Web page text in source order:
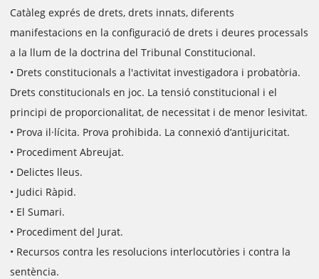
Catàleg exprés de drets, drets innats, diferents
manifestacions en la configuració de drets i deures processals
a la llum de la doctrina del Tribunal Constitucional.
• Drets constitucionals a l'activitat investigadora i probatòria.
Drets constitucionals en joc. La tensió constitucional i el
principi de proporcionalitat, de necessitat i de menor lesivitat.
• Prova il·lícita. Prova prohibida. La connexió d’antijuricitat.
• Procediment Abreujat.
• Delictes lleus.
• Judici Ràpid.
• El Sumari.
• Procediment del Jurat.
• Recursos contra les resolucions interlocutòries i contra la
sentència.